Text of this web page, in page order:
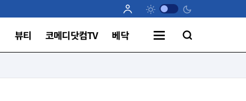
뷰티 코메디닷컴TV 베닥